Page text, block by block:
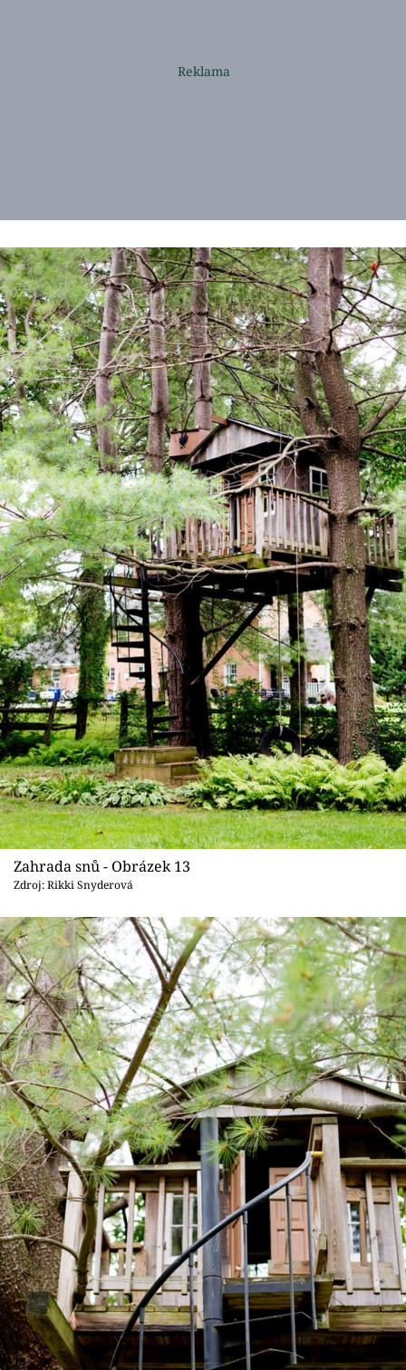
Zahrada snů - Obrázek 13
Zdroj: Rikki Snyderová